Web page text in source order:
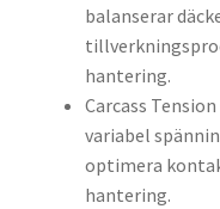
balanserar
hantering.
Carcass
variabel
optimera
hantering.